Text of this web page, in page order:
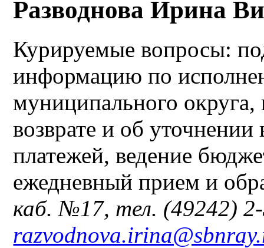
Разводнова Ирина
Курируемые вопросы:
информацию по
муниципального
возврате и об
платежей, ведение
ежедневный прием и
каб. №17, тел. (49242)